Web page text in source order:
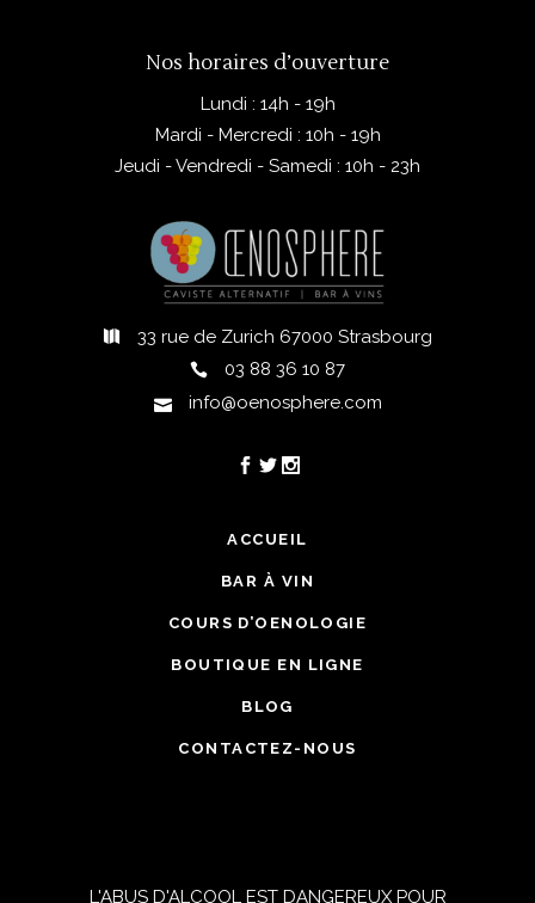
Nos horaires d’ouverture
Lundi : 14h - 19h
Mardi - Mercredi : 10h - 19h
Jeudi - Vendredi - Samedi : 10h - 23h
33 rue de Zurich 67000 Strasbourg
03 88 36 10 87
info@oenosphere.com
ACCUEIL
BAR À VIN
COURS D’OENOLOGIE
BOUTIQUE EN LIGNE
BLOG
CONTACTEZ-NOUS
L'ABUS D'ALCOOL EST DANGEREUX POUR